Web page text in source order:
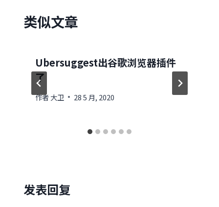
类似文章
Ubersuggest出谷歌浏览器插件
了
作者大卫 28 5 月, 2020
发表回复